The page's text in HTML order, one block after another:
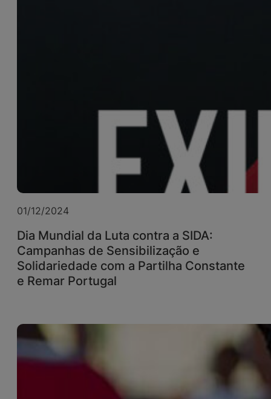
01/12/2024
Dia Mundial da Luta contra a SIDA:
Campanhas de Sensibilização e
Solidariedade com a Partilha Constante
e Remar Portugal